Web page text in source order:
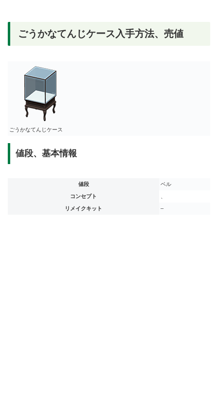
ごうかなてんじケース入手方法、売値
ごうかなてんじケース
値段、基本情報
値段 ベル
コンセプト 、
リメイクキット –